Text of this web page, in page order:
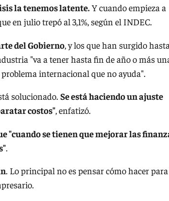
la tenemos latente.Y cuando empieza a
en julio trepó al 3,1%, según el INDEC.
del Gobierno , y los que han surgido
"va a tener hasta fin de año o más
internacional que no ayuda".
solucionado. Se está haciendo un ajuste
costos", enfatizó.
"cuando se tienen que mejorar las
.
. Lo principal no es pensar cómo hacer para